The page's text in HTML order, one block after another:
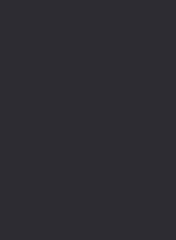
zatlačilo domácí
už hrozili jen z
štěstí při zakončení a
Boršovu, začátek